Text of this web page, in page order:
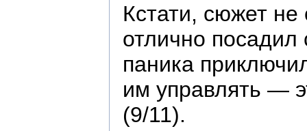
Кстати, сюжет
отлично посадил
паника
им управлять —
(9/11).